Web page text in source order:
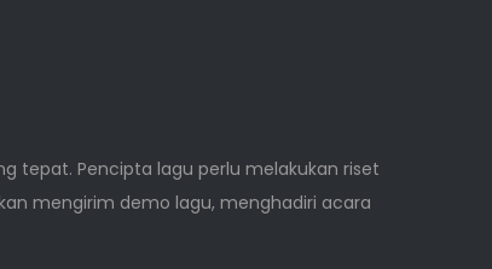
tepat. Pencipta lagu perlu melakukan riset
mengirim demo lagu, menghadiri acara